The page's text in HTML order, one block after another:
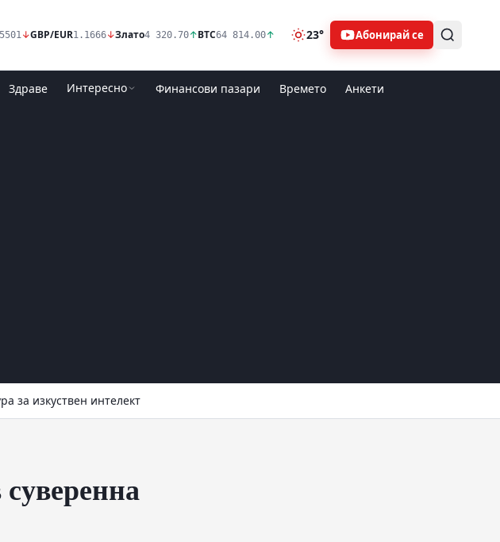
↓GBP/EUR1.1666↓Злато4 320.70↑BTC64 814.00↑ 23° Абонирай се
Здраве Интересно Финансови пазари Времето Анкети
за изкуствен интелект